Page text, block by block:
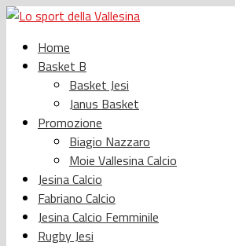
Home
Basket B
Basket Jesi
Janus Basket
Promozione
Biagio Nazzaro
Moie Vallesina Calcio
Jesina Calcio
Fabriano Calcio
Jesina Calcio Femminile
Rugby Jesi